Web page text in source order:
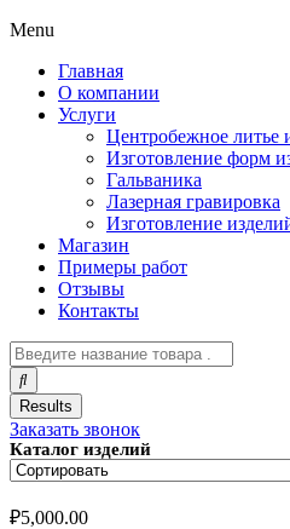
Menu
Главная
О компании
Услуги
Центробежное литье
Изготовление форм
Гальваника
Лазерная гравировка
Изготовление
Магазин
Примеры работ
Отзывы
Контакты
Results
Заказать звонок
Каталог изделий
₽5,000.00